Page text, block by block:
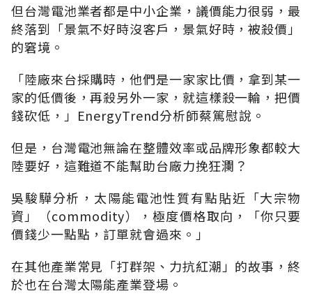
但台灣電池業者都是中小企業，議價能力很弱，最
終落到「景氣不好時沒客戶，景氣好時，被殺價」
的窘境。
「陸廠來台採購時，他們是一家家比價，拿到某一
家的低價後，再殺另外一家，就這樣殺一輪，把價
錢砍低，」EnergyTrend分析師蔡篤慰說。
但是，台灣電池無論在整體效率或品牌形象都較大
陸要好，這難道不能幫助台廠力挽狂瀾？
吳駿驊分析，太陽能電池性質有點貼近「大宗物
資」（commodity），極度價格取向，「你只要
價錢少一點點，訂單就會過來。」
在其他產業常見「打群架、力抗紅潮」的故事，終
於也在台灣太陽能產業登場。